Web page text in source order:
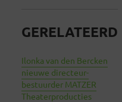
GERELATEERD
Ilonka van den Bercken
nieuwe directeur-
bestuurder MATZER
Theaterproducties